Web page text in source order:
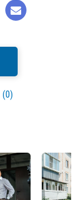
(0)